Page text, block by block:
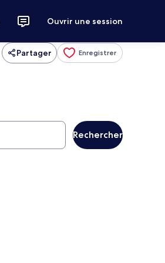
Ouvrir une session
Partager Enregistrer
Rechercher